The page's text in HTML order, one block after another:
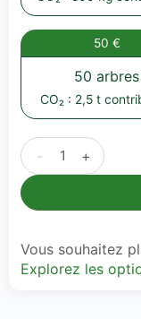
50 €
50 arbres
CO₂ : 2,5 t
- +
Vous souhaitez
Explorez les